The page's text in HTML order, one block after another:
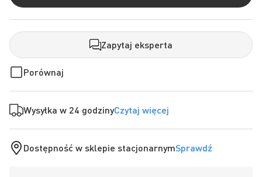
Zapytaj eksperta
Porównaj
Wysyłka w 24 godzinyCzytaj więcej
Dostępność w sklepie stacjonarnymSprawdź